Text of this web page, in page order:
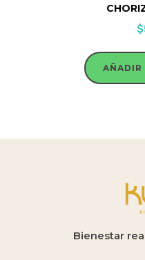
$
AÑADIR
Bienestar